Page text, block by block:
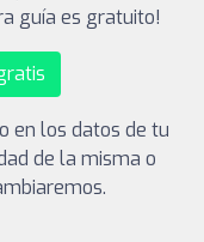
guía es gratuito!
en los datos de tu
de la misma o